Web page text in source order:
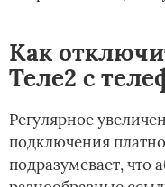
Как
Теле2 с
Регулярное
подключения
подразумевает, что